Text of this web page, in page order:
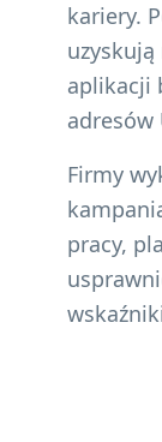
kariery.
aplikacji
adresów
Firmy
pracy,